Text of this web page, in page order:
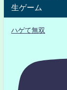
生ゲーム
ハゲて無双